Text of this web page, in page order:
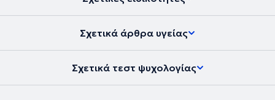
Σχετικά άρθρα υγείας
Σχετικά τεστ ψυχολογίας